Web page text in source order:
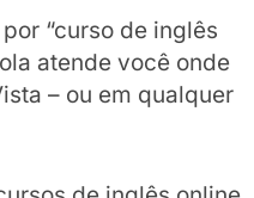
“curso de inglês
atende você onde
– ou em qualquer